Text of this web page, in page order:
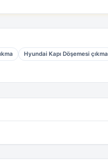
Hyundai Kapı Döşemesi çıkma